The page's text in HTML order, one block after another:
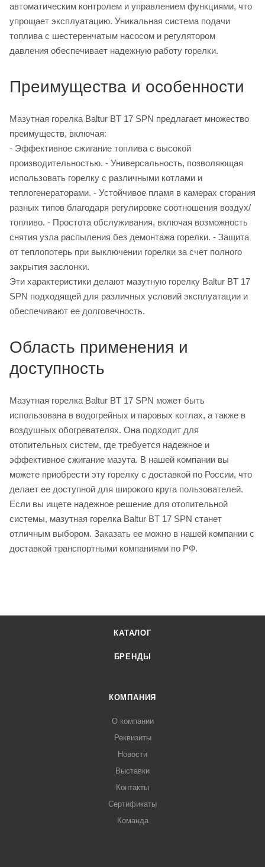
автоматическим контролем и управлением функциями, что
упрощает эксплуатацию. Уникальная система подачи
топлива с шестеренчатым насосом и регулятором
давления обеспечивает надежную работу горелки.
Преимущества и особенности
Мазутная горелка Baltur BT 17 SPN предлагает множество
преимуществ, включая:
- Эффективное сжигание топлива с высокой
производительностью. - Универсальность, позволяющая
использовать горелку с различными котлами и
теплогенераторами. - Устойчивое пламя в камерах сгорания
разных типов благодаря регулировке соотношения воздух/
топливо. - Простота обслуживания, включая возможность
снятия узла распыления без демонтажа горелки. - Защита
от теплопотерь при выключении горелки за счет полного
закрытия заслонки.
Эти характеристики делают мазутную горелку Baltur BT 17
SPN подходящей для различных условий эксплуатации и
обеспечивают ее долговечность.
Область применения и
доступность
Мазутная горелка Baltur BT 17 SPN может быть
использована в водогрейных и паровых котлах, а также в
воздушных обогревателях. Она подходит для
отопительных систем, где требуется надежное и
эффективное сжигание мазута. В нашей компании вы
можете приобрести эту горелку с доставкой по России, что
делает ее доступной для широкого круга пользователей.
Если вы ищете надежное решение для отопительной
системы, мазутная горелка Baltur BT 17 SPN станет
отличным выбором. Заказать ее можно в нашей компании с
доставкой транспортными компаниями по РФ.
КАТАЛОГ
БРЕНДЫ
КОМПАНИЯ
О компании
Реквизиты
Новости
Выставки
Контакты
Сертификаты
Команда